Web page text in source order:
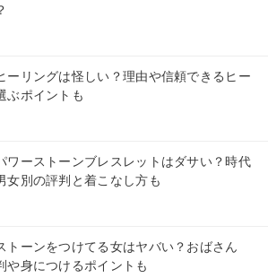
ーリングは怪しい？理由や信頼できるヒー
ぶポイントも
ワーストーンブレスレットはダサい？時代
女別の評判と着こなし方も
トーンをつけてる女はヤバい？おばさん
や身につけるポイントも